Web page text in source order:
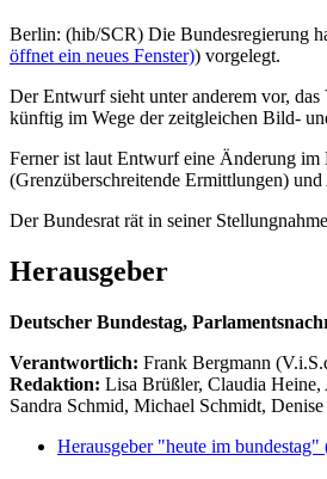
Berlin: (hib/SCR) Die Bundesregierung
öffnet ein neues Fenster)) vorgelegt.
Der Entwurf sieht unter anderem vor,
künftig im Wege der zeitgleichen Bild-
Ferner ist laut Entwurf eine Änderung im
(Grenzüberschreitende Ermittlungen)
Der Bundesrat rät in seiner
Herausgeber
Deutscher Bundestag,
Verantwortlich: Frank Bergmann
Redaktion: Lisa Brüßler, Claudia
Sandra Schmid, Michael Schmidt,
Herausgeber "heute im bundestag"